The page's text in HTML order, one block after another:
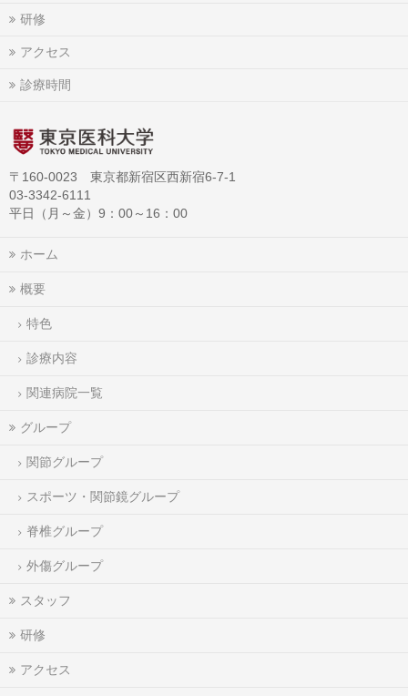
研修
アクセス
診療時間
〒160-0023 東京都新宿区西新宿6-7-1
03-3342-6111
平日（月～金）9：00～16：00
ホーム
概要
特色
診療内容
関連病院一覧
グループ
関節グループ
スポーツ・関節鏡グループ
脊椎グループ
外傷グループ
スタッフ
研修
アクセス